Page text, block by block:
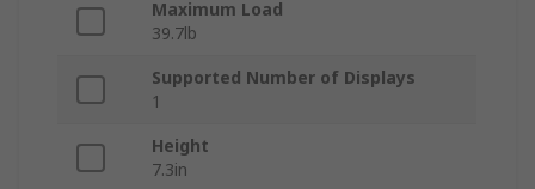
Maximum Load
39.7lb
Supported Number of Displays
1
Height
7.3in